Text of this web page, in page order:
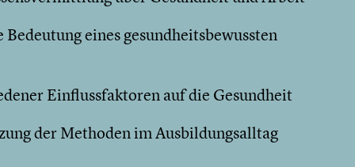
eines gesundheitsbewussten
Einflussfaktoren auf die Gesundheit
der Methoden im Ausbildungsalltag